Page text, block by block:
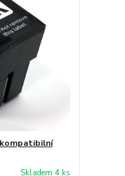
kompatibilní
Skladem 4 ks